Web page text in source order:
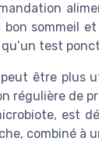
sommeil
test
peut être plus
régulière de
est
combiné à